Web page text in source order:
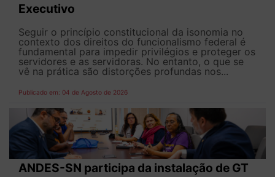
Executivo
Seguir o princípio constitucional da isonomia no
contexto dos direitos do funcionalismo federal é
fundamental para impedir privilégios e proteger os
servidores e as servidoras. No entanto, o que se
vê na prática são distorções profundas nos...
Publicado em: 04 de Agosto de 2026
ANDES-SN participa da instalação de GT